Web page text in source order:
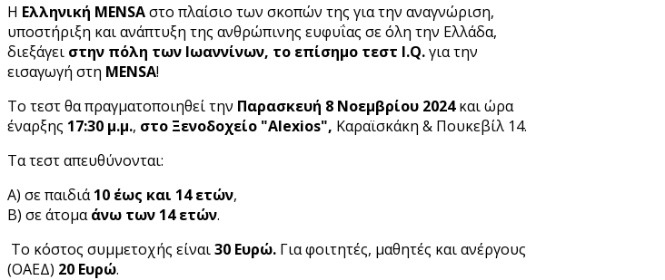
Η Ελληνική MENSAστο πλαίσιο των σκοπών της για την αναγνώριση,
υποστήριξη και ανάπτυξη της ανθρώπινης ευφυΐας σε όλη την Ελλάδα,
διεξάγει στην πόλη των Ιωαννίνων, το επίσημο τεστ I.Q.για την
εισαγωγή στη MENSA!
Το τεστ θα πραγματοποιηθεί την Παρασκευή 8 Νοεμβρίου 2024και ώρα
έναρξης 17:30 μ.μ., στο Ξενοδοχείο "Alexios", Καραϊσκάκη & Πουκεβίλ 14.
Τα τεστ απευθύνονται:
Α) σε παιδιά10 έως και 14 ετών,
Β) σε άτομαάνω των 14 ετών.
Το κόστος συμμετοχής είναι30 Ευρώ. Για φοιτητές, μαθητές και ανέργους
(ΟΑΕΔ) 20 Ευρώ.